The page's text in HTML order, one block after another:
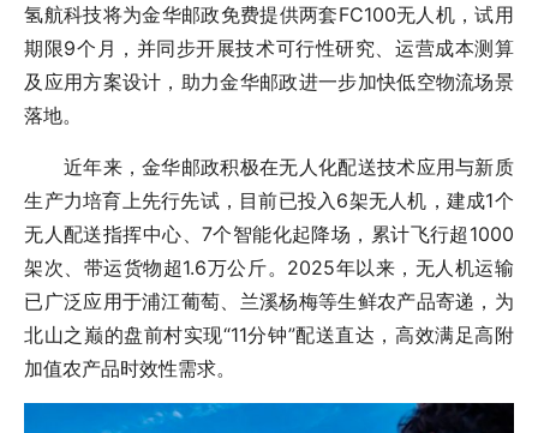
氢航科技将为金华邮政免费提供两套FC100无人机，试用
期限9个月，并同步开展技术可行性研究、运营成本测算
及应用方案设计，助力金华邮政进一步加快低空物流场景
落地。
近年来，金华邮政积极在无人化配送技术应用与新质
生产力培育上先行先试，目前已投入6架无人机，建成1个
无人配送指挥中心、7个智能化起降场，累计飞行超1000
架次、带运货物超1.6万公斤。2025年以来，无人机运输
已广泛应用于浦江葡萄、兰溪杨梅等生鲜农产品寄递，为
北山之巅的盘前村实现“11分钟”配送直达，高效满足高附
加值农产品时效性需求。